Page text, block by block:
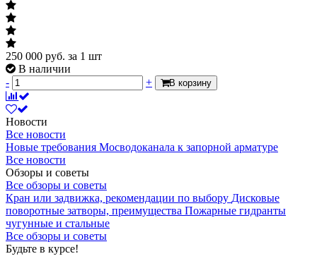
250 000 руб. за 1 шт
В наличии
-
+ В корзину
Новости
Все новости
Новые требования Мосводоканала к запорной арматуре
Все новости
Обзоры и советы
Все обзоры и советы
Кран или задвижка, рекомендации по выбору Дисковые
поворотные затворы, преимущества Пожарные гидранты
чугунные и стальные
Все обзоры и советы
Будьте в курсе!